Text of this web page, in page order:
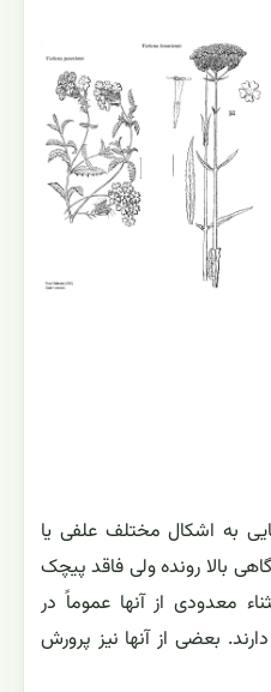
به اشکال مختلف علفی یا
بالا رونده ولی فاقد پیچک
معدودی از آنها عموماً در
بعضی از آنها نیز پرورش